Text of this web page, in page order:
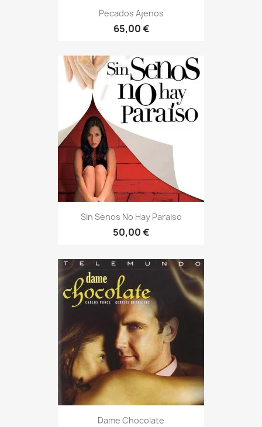
Pecados Ajenos
65,00 €
Sin Senos No Hay Paraiso
50,00 €
Dame Chocolate